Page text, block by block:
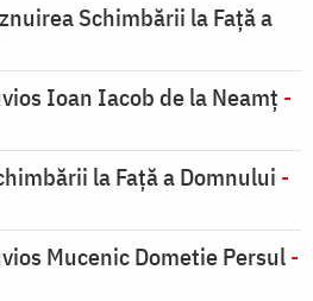
Schimbării la Faţă a
Ioan Iacob de la Neamț -
la Faţă a Domnului -
Mucenic Dometie Persul-